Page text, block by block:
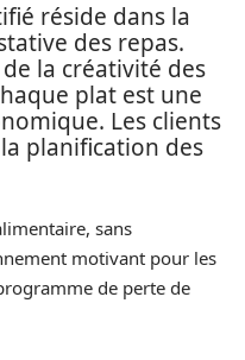
réside dans la
des repas.
la créativité des
plat est une
Les clients
planification des
sans
motivant pour les
de perte de